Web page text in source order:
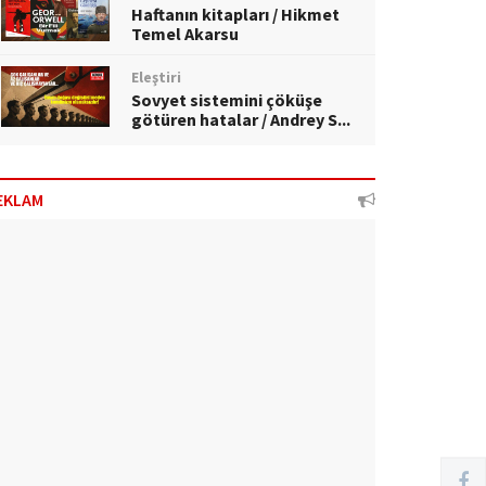
Haftanın kitapları / Hikmet
Temel Akarsu
Eleştiri
Sovyet sistemini çöküşe
götüren hatalar / Andrey S...